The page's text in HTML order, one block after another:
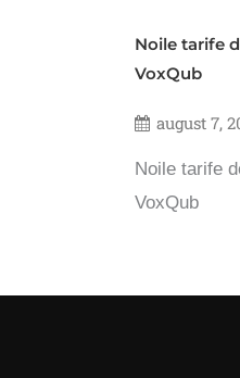
Noile tarife
VoxQub
august 7,
Noile tarife
VoxQub